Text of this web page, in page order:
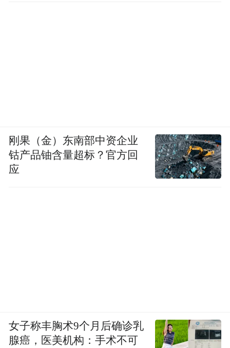
刚果（金）东南部中资企业
钴产品铀含量超标？官方回
应
女子称丰胸术9个月后确诊乳
腺癌，医美机构：手术不可